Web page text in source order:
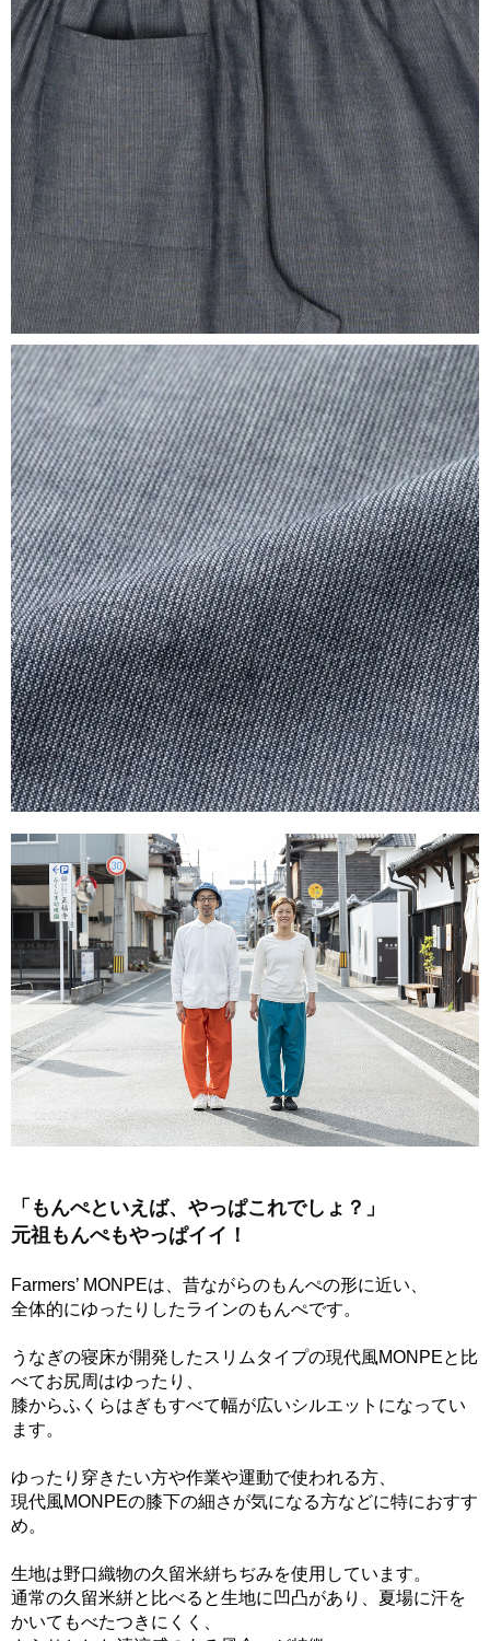
「もんぺといえば、やっぱこれでしょ？」
元祖もんぺもやっぱイイ！
Farmers’ MONPEは、昔ながらのもんぺの形に近い、
全体的にゆったりしたラインのもんぺです。
うなぎの寝床が開発したスリムタイプの現代風MONPEと比
べてお尻周はゆったり、
膝からふくらはぎもすべて幅が広いシルエットになってい
ます。
ゆったり穿きたい方や作業や運動で使われる方、
現代風MONPEの膝下の細さが気になる方などに特におすす
め。
生地は野口織物の久留米絣ちぢみを使用しています。
通常の久留米絣と比べると生地に凹凸があり、夏場に汗を
かいてもべたつきにくく、